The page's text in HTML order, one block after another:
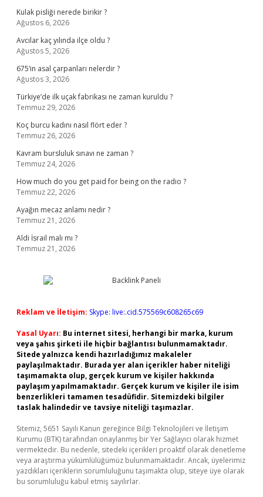
Kulak pisliği nerede birikir ?
Ağustos 6, 2026
Avcılar kaç yılında ilçe oldu ?
Ağustos 5, 2026
675’in asal çarpanları nelerdir ?
Ağustos 3, 2026
Türkiye’de ilk uçak fabrikası ne zaman kuruldu ?
Temmuz 29, 2026
Koç burcu kadını nasıl flört eder ?
Temmuz 26, 2026
Kavram bursluluk sınavı ne zaman ?
Temmuz 24, 2026
How much do you get paid for being on the radio ?
Temmuz 22, 2026
Ayağın mecaz anlamı nedir ?
Temmuz 21, 2026
Aldi İsrail malı mı ?
Temmuz 21, 2026
Reklam ve İletişim: Skype: live:.cid.575569c608265c69
Yasal Uyarı: Bu internet sitesi, herhangi bir marka, kurum
veya şahıs şirketi ile hiçbir bağlantısı bulunmamaktadır.
Sitede yalnızca kendi hazırladığımız makaleler
paylaşılmaktadır. Burada yer alan içerikler haber niteliği
taşımamakta olup, gerçek kurum ve kişiler hakkında
paylaşım yapılmamaktadır. Gerçek kurum ve kişiler ile isim
benzerlikleri tamamen tesadüfidir. Sitemizdeki bilgiler
taslak halindedir ve tavsiye niteliği taşımazlar.
Sitemiz, 5651 Sayılı Kanun gereğince Bilgi Teknolojileri ve İletişim
Kurumu (BTK) tarafından onaylanmış bir Yer Sağlayıcı olarak hizmet
vermektedir. Bu nedenle, sitedeki içerikleri proaktif olarak denetleme
veya araştırma yükümlülüğümüz bulunmamaktadır. Ancak, üyelerimiz
yazdıkları içeriklerin sorumluluğunu taşımakta olup, siteye üye olarak
bu sorumluluğu kabul etmiş sayılırlar.